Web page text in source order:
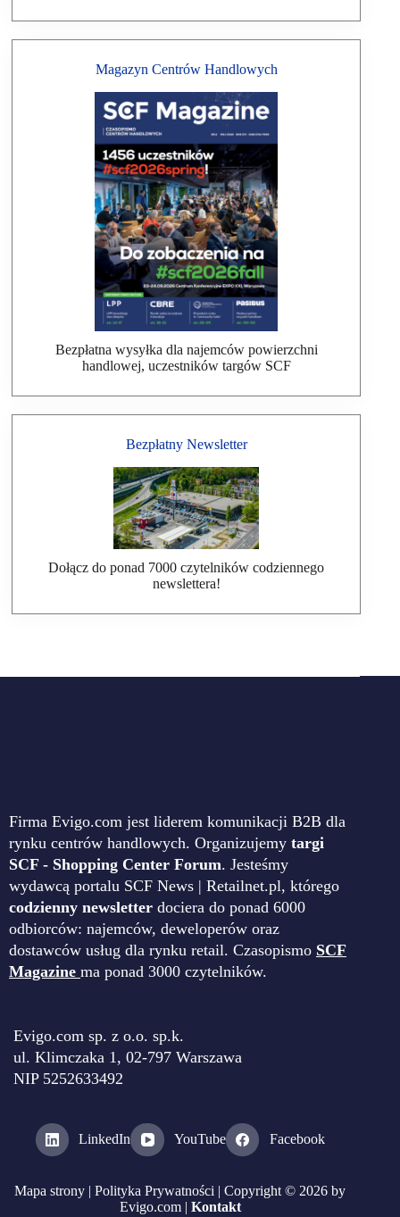
Magazyn Centrów Handlowych
Bezpłatna wysyłka dla najemców powierzchni
handlowej, uczestników targów SCF
Bezpłatny Newsletter
Dołącz do ponad 7000 czytelników codziennego
newslettera!
Firma Evigo.com jest liderem komunikacji B2B dla
rynku centrów handlowych. Organizujemy targi
SCF - Shopping Center Forum. Jesteśmy
wydawcą portalu SCF News | Retailnet.pl, którego
codzienny newsletter dociera do ponad 6000
odbiorców: najemców, deweloperów oraz
dostawców usług dla rynku retail. Czasopismo SCF
Magazine ma ponad 3000 czytelników.
Evigo.com sp. z o.o. sp.k.
ul. Klimczaka 1, 02-797 Warszawa
NIP 5252633492
LinkedIn YouTube Facebook
Mapa strony |Polityka Prywatności | Copyright © 2026 by
Evigo.com | Kontakt